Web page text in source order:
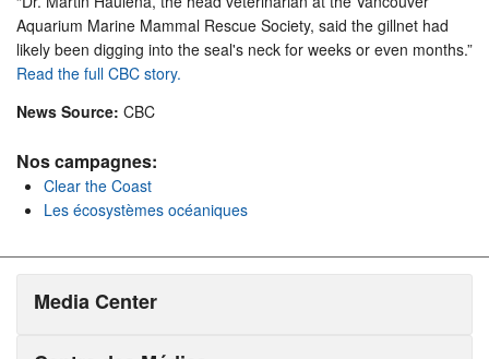
Aquarium Marine Mammal Rescue Society, said the gillnet had
likely been digging into the seal's neck for weeks or even months.”
Read the full CBC story.
News Source: CBC
Nos campagnes:
Clear the Coast
Les écosystèmes océaniques
Media Center